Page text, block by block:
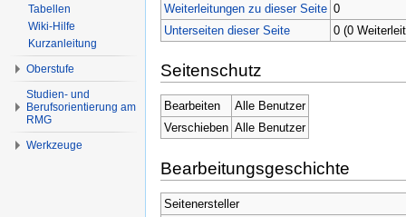
Weiterleitungen zu dieser Seite 0
Unterseiten dieser Seite
0 (0
Seitenschutz
Bearbeiten
Alle Benutzer
Verschieben Alle Benutzer
Bearbeitungsgeschichte
Seitenersteller
Tabellen
Wiki-Hilfe
Kurzanleitung
Oberstufe
Studien- und
Berufsorientierung am
RMG
Werkzeuge